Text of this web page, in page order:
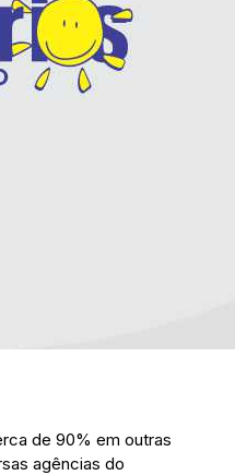
de 90% em outras
agências do